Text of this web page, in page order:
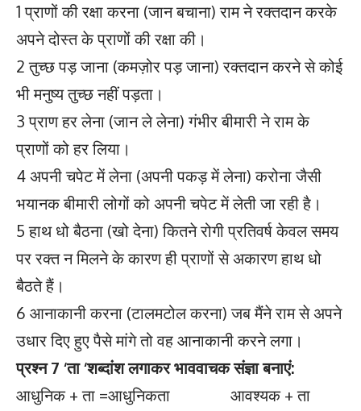
1 प्राणों की रक्षा करना (जान बचाना) राम ने रक्तदान करके
अपने दोस्त के प्राणों की रक्षा की।
2 तुच्छ पड़ जाना (कमज़ोर पड़ जाना) रक्तदान करने से कोई
भी मनुष्य तुच्छ नहीं पड़ता।
3 प्राण हर लेना (जान ले लेना) गंभीर बीमारी ने राम के
प्राणों को हर लिया।
4 अपनी चपेट में लेना (अपनी पकड़ में लेना) करोना जैसी
भयानक बीमारी लोगों को अपनी चपेट में लेती जा रही है।
5 हाथ धो बैठना (खो देना) कितने रोगी प्रतिवर्ष केवल समय
पर रक्त न मिलने के कारण ही प्राणों से अकारण हाथ धो
बैठते हैं।
6 आनाकानी करना (टालमटोल करना) जब मैंने राम से अपने
उधार दिए हुए पैसे मांगे तो वह आनाकानी करने लगा।
प्रश्न7 ‘ता‘शब्दांश लगाकर भाववाचक संज्ञा बनाएं:
आधुनिक + ता =आधुनिकता आवश्यक + ता